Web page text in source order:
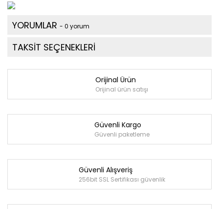
YORUMLAR - 0 yorum
TAKSİT SEÇENEKLERİ
Orijinal Ürün
Orijinal ürün satışı
Güvenli Kargo
Güvenli paketleme
Güvenli Alışveriş
256bit SSL Sertifikası güvenlik